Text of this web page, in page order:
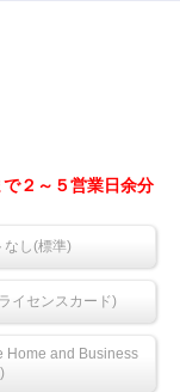
２～５営業日余分
なし(標準)
イセンスカード)
Home and Business